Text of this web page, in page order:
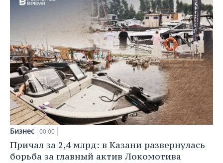
Бизнес 00:00
Причал за 2,4 млрд: в Казани развернулась
борьба за главный актив Локомотива